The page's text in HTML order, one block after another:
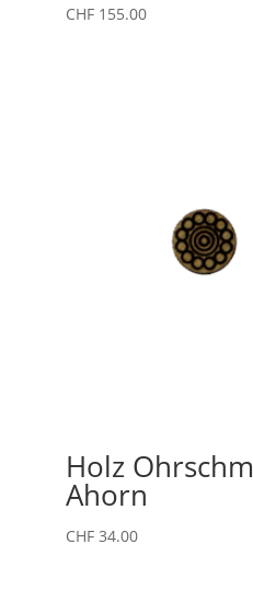
CHF155.00
Holz
Ahorn
CHF34.00